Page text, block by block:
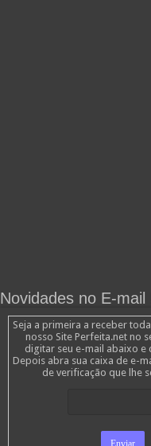
Novidades no E-mail
Seja a primeira a receber
nosso Site Perfeita.net no
digitar seu e-mail abaixo e
Depois abra sua caixa de e-
de verificação que lhe